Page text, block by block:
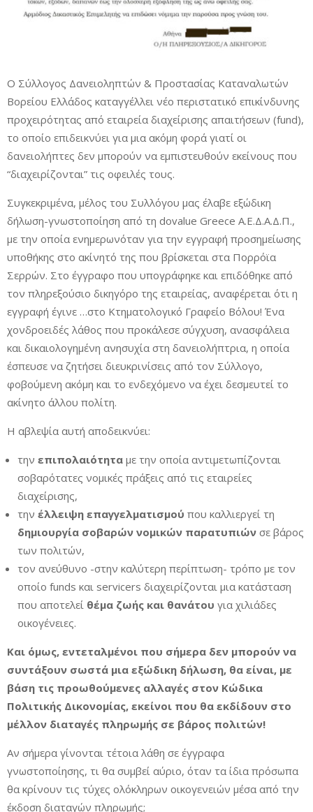
Ο Σύλλογος Δανειοληπτών & Προστασίας Καταναλωτών
Βορείου Ελλάδος καταγγέλλει νέο περιστατικό επικίνδυνης
προχειρότητας από εταιρεία διαχείρισης απαιτήσεων (fund),
το οποίο επιδεικνύει για μια ακόμη φορά γιατί οι
δανειολήπτες δεν μπορούν να εμπιστευθούν εκείνους που
“διαχειρίζονται” τις οφειλές τους.
Συγκεκριμένα, μέλος του Συλλόγου μας έλαβε εξώδικη
δήλωση-γνωστοποίηση από τη dovalue Greece Α.Ε.Δ.Α.Δ.Π.,
με την οποία ενημερωνόταν για την εγγραφή προσημείωσης
υποθήκης στο ακίνητό της που βρίσκεται στα Πορρόϊα
Σερρών. Στο έγγραφο που υπογράφηκε και επιδόθηκε από
τον πληρεξούσιο δικηγόρο της εταιρείας, αναφέρεται ότι η
εγγραφή έγινε …στο Κτηματολογικό Γραφείο Βόλου! Ένα
χονδροειδές λάθος που προκάλεσε σύγχυση, ανασφάλεια
και δικαιολογημένη ανησυχία στη δανειολήπτρια, η οποία
έσπευσε να ζητήσει διευκρινίσεις από τον Σύλλογο,
φοβούμενη ακόμη και το ενδεχόμενο να έχει δεσμευτεί το
ακίνητο άλλου πολίτη.
Η αβλεψία αυτή αποδεικνύει:
την επιπολαιότητα με την οποία αντιμετωπίζονται
σοβαρότατες νομικές πράξεις από τις εταιρείες
διαχείρισης,
την έλλειψη επαγγελματισμού που καλλιεργεί τη
δημιουργία σοβαρών νομικών παρατυπιών σε βάρος
των πολιτών,
τον ανεύθυνο -στην καλύτερη περίπτωση- τρόπο με τον
οποίο funds και servicers διαχειρίζονται μια κατάσταση
που αποτελεί θέμα ζωής και θανάτου για χιλιάδες
οικογένειες.
Και όμως, εντεταλμένοι που σήμερα δεν μπορούν να
συντάξουν σωστά μια εξώδικη δήλωση, θα είναι, με
βάση τις προωθούμενες αλλαγές στον Κώδικα
Πολιτικής Δικονομίας, εκείνοι που θα εκδίδουν στο
μέλλον διαταγές πληρωμής σε βάρος πολιτών!
Αν σήμερα γίνονται τέτοια λάθη σε έγγραφα
γνωστοποίησης, τι θα συμβεί αύριο, όταν τα ίδια πρόσωπα
θα κρίνουν τις τύχες ολόκληρων οικογενειών μέσα από την
έκδοση διαταγών πληρωμής;